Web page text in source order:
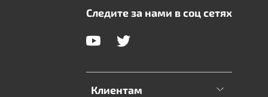
Клиентам
Следите за нами в соц сетях